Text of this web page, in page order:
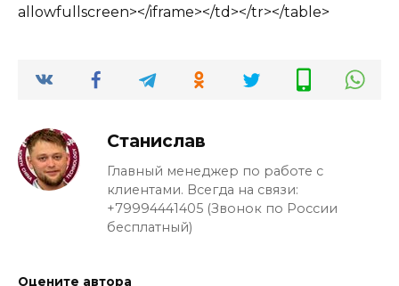
allowfullscreen></iframe></td></tr></table>
Станислав
Главный менеджер по работе с
клиентами. Всегда на связи:
+79994441405 (Звонок по России
бесплатный)
Оцените автора